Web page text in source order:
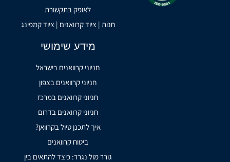
לאופק בתקשורת
חנות | ציוד קרוואנים | ציוד קמפינג
מידע שימושי
חניוני קרוואנים בישראל
חניוני קרוואנים בצפון
חניוני קרוואנים במרכז
חניוני קרוואנים בדרום
איך לתכנן טיול בקרוואן?
ביטוח קרוואנים
גורר מול נגרר: כיצד להתאים בין